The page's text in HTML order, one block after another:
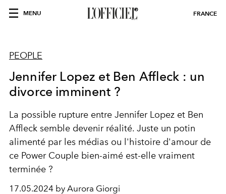
MENU FRANCE
PEOPLE
Jennifer Lopez et Ben Affleck : un
divorce imminent ?
La possible rupture entre Jennifer Lopez et Ben
Affleck semble devenir réalité. Juste un potin
alimenté par les médias ou l'histoire d'amour de
ce Power Couple bien-aimé est-elle vraiment
terminée ?
17.05.2024 by Aurora Giorgi